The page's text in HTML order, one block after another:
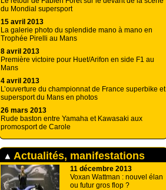
du Mondial supersport
15 avril 2013
La galerie photo du splendide mano à mano en
Trophée Pirelli au Mans
8 avril 2013
Première victoire pour Huet/Arifon en side F1 au
Mans
4 avril 2013
L’ouverture du championnat de France superbike et
supersport du Mans en photos
26 mars 2013
Rude baston entre Yamaha et Kawasaki aux
promosport de Carole
Actualités, manifestations
11 décembre 2013
Voxan Wattman : nouvel élan
ou futur gros flop ?